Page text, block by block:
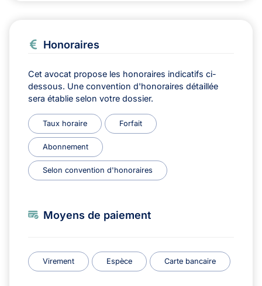
Honoraires
Cet avocat propose les honoraires indicatifs ci-
dessous. Une convention d'honoraires détaillée
sera établie selon votre dossier.
Taux horaire Forfait
Abonnement
Selon convention d'honoraires
Moyens de paiement
Virement Espèce Carte bancaire